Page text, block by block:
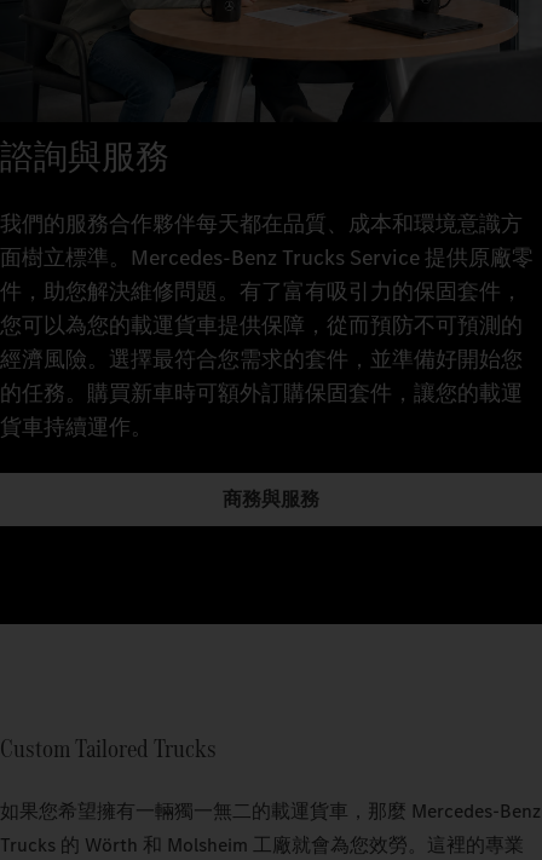
諮詢與服務
我們的服務合作夥伴每天都在品質、成本和環境意識方
面樹立標準。Mercedes-Benz Trucks Service 提供原廠零
件，助您解決維修問題。有了富有吸引力的保固套件，
您可以為您的載運貨車提供保障，從而預防不可預測的
經濟風險。選擇最符合您需求的套件，並準備好開始您
的任務。購買新車時可額外訂購保固套件，讓您的載運
貨車持續運作。
商務與服務
Custom Tailored Trucks
如果您希望擁有一輛獨一無二的載運貨車，那麼 Mercedes‑Benz
Trucks 的 Wörth 和 Molsheim 工廠就會為您效勞。這裡的專業